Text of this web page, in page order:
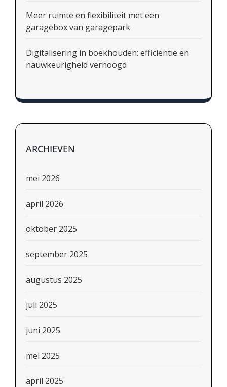
Meer ruimte en flexibiliteit met een
garagebox van garagepark
Digitalisering in boekhouden: efficiëntie en
nauwkeurigheid verhoogd
ARCHIEVEN
mei 2026
april 2026
oktober 2025
september 2025
augustus 2025
juli 2025
juni 2025
mei 2025
april 2025